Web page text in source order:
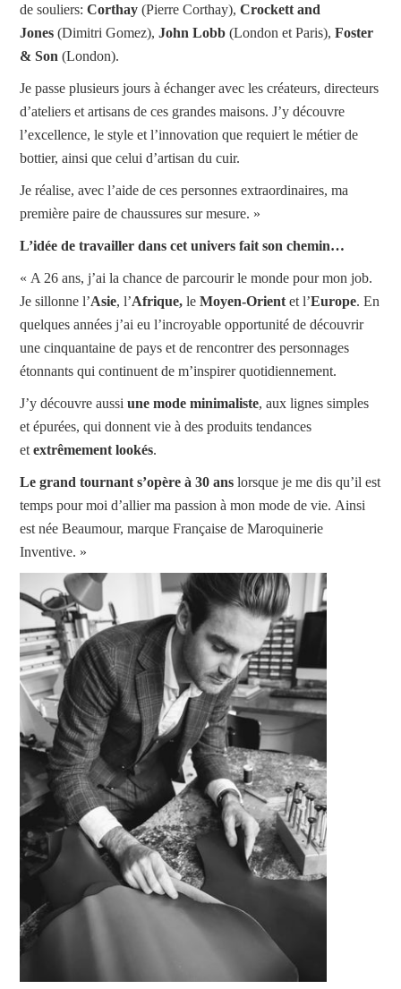
de souliers:Corthay (Pierre Corthay),Crockett and
Jones (Dimitri Gomez),John Lobb (London et Paris),Foster
& Son (London).
Je passe plusieurs jours à échanger avec les créateurs, directeurs
d’ateliers et artisans de ces grandes maisons. J’y découvre
l’excellence, le style et l’innovation que requiert le métier de
bottier, ainsi que celui d’artisan du cuir.
Je réalise, avec l’aide de ces personnes extraordinaires, ma
première paire de chaussures sur mesure. »
L’idée de travailler dans cet univers fait son chemin…
« A 26 ans, j’ai la chance de parcourir le monde pour mon job.
Je sillonne l’Asie, l’Afrique,le Moyen-Orient et l’Europe. En
quelques années j’ai eu l’incroyable opportunité de découvrir
une cinquantaine de pays et de rencontrer des personnages
étonnants qui continuent de m’inspirer quotidiennement.
J’y découvre aussiune mode minimaliste, aux lignes simples
et épurées, qui donnent vie à des produits tendances
etextrêmement lookés.
Le grand tournant s’opère à 30 ans lorsque je me dis qu’il est
temps pour moi d’allier ma passion à mon mode de vie. Ainsi
est née Beaumour, marque Française de Maroquinerie
Inventive. »